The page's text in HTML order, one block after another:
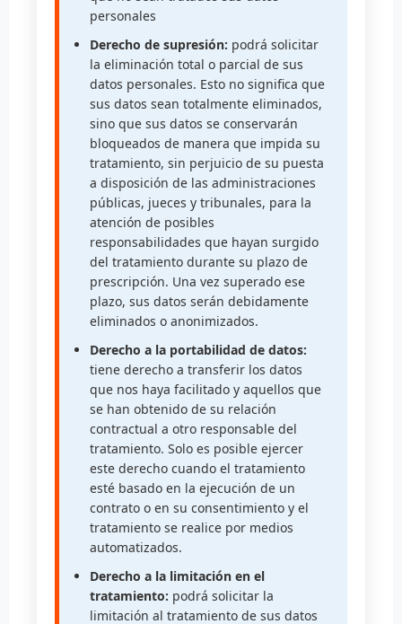
personales
Derecho de supresión: podrá solicitar
la eliminación total o parcial de sus
datos personales. Esto no significa que
sus datos sean totalmente eliminados,
sino que sus datos se conservarán
bloqueados de manera que impida su
tratamiento, sin perjuicio de su puesta
a disposición de las administraciones
públicas, jueces y tribunales, para la
atención de posibles
responsabilidades que hayan surgido
del tratamiento durante su plazo de
prescripción. Una vez superado ese
plazo, sus datos serán debidamente
eliminados o anonimizados.
Derecho a la portabilidad de datos:
tiene derecho a transferir los datos
que nos haya facilitado y aquellos que
se han obtenido de su relación
contractual a otro responsable del
tratamiento. Solo es posible ejercer
este derecho cuando el tratamiento
esté basado en la ejecución de un
contrato o en su consentimiento y el
tratamiento se realice por medios
automatizados.
Derecho a la limitación en el
tratamiento: podrá solicitar la
limitación al tratamiento de sus datos